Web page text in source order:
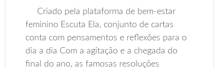
Criado pela plataforma de bem-estar
feminino Escuta Ela, conjunto de cartas
conta com pensamentos e reflexões para o
dia a dia Com a agitação e a chegada do
final do ano, as famosas resoluções